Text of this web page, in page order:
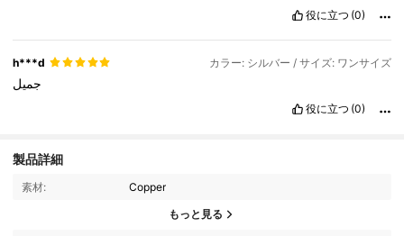
役に立つ (0)
h***d カラー: シルバー / サイズ: ワンサイズ
جميل
役に立つ (0)
製品詳細
素材: Copper
もっと見る
2.6M フォロワー